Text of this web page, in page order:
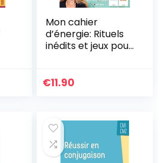
Mon cahier
d’énergie: Rituels
inédits et jeux pour
€11.90